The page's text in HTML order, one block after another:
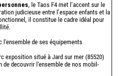
, le Taos F4 met l’accent sur le
judicieuse entre l’espace enfants et la
il constitue le cadre idéal pour
l'ensemble de ses équipements
exposition situé à Jard sur mer (85520)
de decouvrir l'ensemble de nos mobil-